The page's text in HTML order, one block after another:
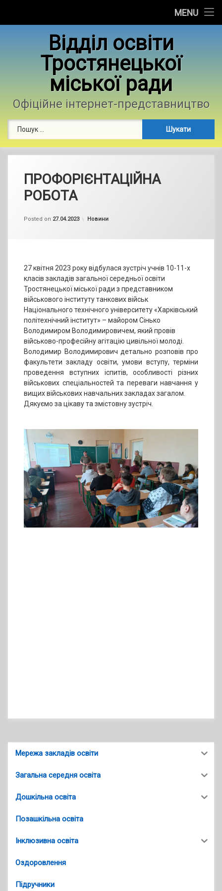
MENU
Контакти
Фотогалерея
Відділ освіти
Тростянецької
міської ради
Офіційне інтернет-представництво
ПРОФОРІЄНТАЦІЙНА
РОБОТА
Posted on 27.04.2023
by
Categories:
Новини
27 квітня 2023 року відбулася зустріч учнів 10-11-х
класів закладів загальної середньої освіти
Тростянецької міської ради з представником
військового інституту танкових військ
Національного технічного університету «Харківський
політехнічний інститут» – майором Сінько
Володимиром Володимировичем, який провів
військово-професійну агітацію цивільної молоді.
Володимир Володимирович детально розповів про
факультети закладу освіти, умови вступу, терміни
проведення вступних іспитів, особливості різних
військових спеціальностей та переваги навчання у
вищих військових навчальних закладах загалом.
Дякуємо за цікаву та змістовну зустріч.
Мережа закладів освіти
Загальна середня освіта
Дошкільна освіта
Позашкільна освіта
Інклюзивна освіта
Оздоровлення
Підручники